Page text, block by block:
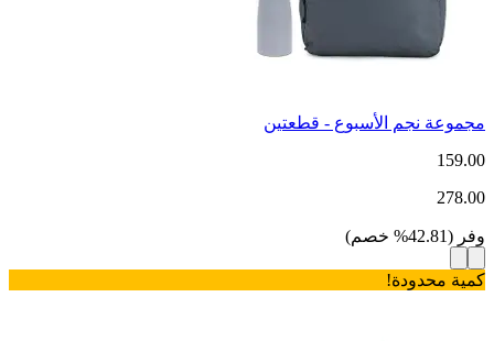
مجموعة نجم الأسبوع - قطعتين
159.00
278.00
وفر (
42.81
% خصم)
كمية محدودة!